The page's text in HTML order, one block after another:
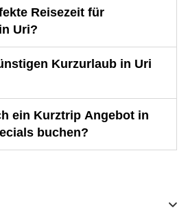
Reisezeit für
Uri?
Kurzurlaub in Uri
ein Kurztrip Angebot in
buchen?